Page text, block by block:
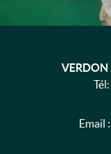
VERDON
Tél:
Email